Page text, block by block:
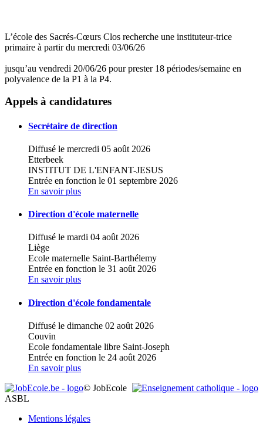
L’école des Sacrés-Cœurs Clos recherche une instituteur-trice
primaire à partir du mercredi 03/06/26
jusqu’au vendredi 20/06/26 pour prester 18 périodes/semaine en
polyvalence de la P1 à la P4.
Appels à candidatures
Secrétaire de direction
Diffusé le mercredi 05 août 2026
Etterbeek
INSTITUT DE L'ENFANT-JESUS
Entrée en fonction le 01 septembre 2026
En savoir plus
Direction d'école maternelle
Diffusé le mardi 04 août 2026
Liège
Ecole maternelle Saint-Barthélemy
Entrée en fonction le 31 août 2026
En savoir plus
Direction d'école fondamentale
Diffusé le dimanche 02 août 2026
Couvin
Ecole fondamentale libre Saint-Joseph
Entrée en fonction le 24 août 2026
En savoir plus
© JobEcole
ASBL
Mentions légales